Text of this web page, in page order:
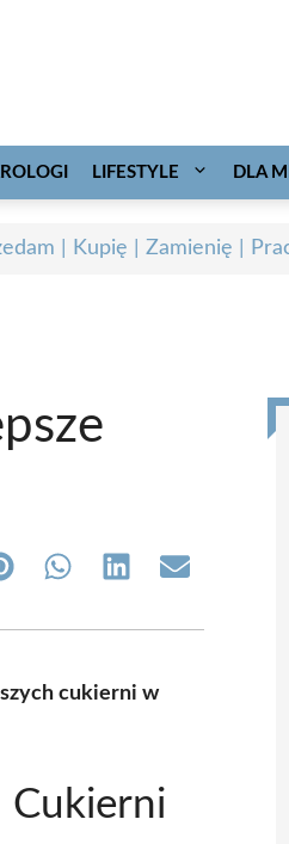
LIFESTYLE DLA
| Kupię | Zamienię |
Share Share Share
cukierni w
Cukierni